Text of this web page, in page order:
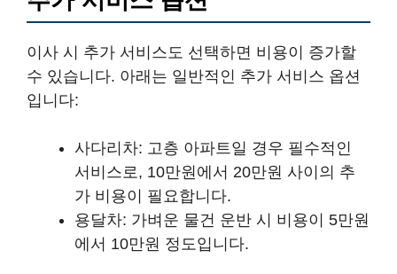
이사 시 추가 서비스도 선택하면 비용이 증가할
수 있습니다. 아래는 일반적인 추가 서비스 옵션
입니다:
사다리차: 고층 아파트일 경우 필수적인
서비스로, 10만원에서 20만원 사이의 추
가 비용이 필요합니다.
용달차: 가벼운 물건 운반 시 비용이 5만원
에서 10만원 정도입니다.